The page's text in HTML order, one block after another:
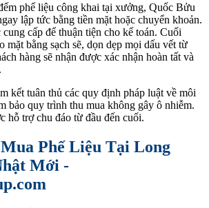
phế liệu công khai tại xưởng, Quốc Bửu
lập tức bằng tiền mặt hoặc chuyển khoản.
cấp để thuận tiện cho kế toán. Cuối
mặt bằng sạch sẽ, dọn dẹp mọi dấu vết từ
hàng sẽ nhận được xác nhận hoàn tất và
kết tuân thủ các quy định pháp luật về môi
bảo quy trình thu mua không gây ô nhiễm.
hỗ trợ chu đáo từ đầu đến cuối.
Phế Liệu Tại Long
Mới -